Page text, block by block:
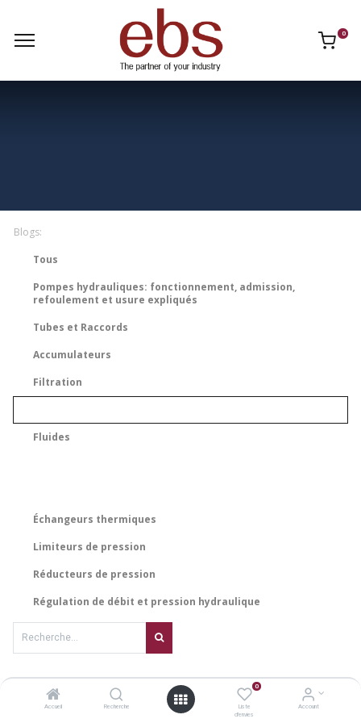
Accueil Recherche
0
Liste
d'envies
Account
0
Blogs:
Tous
Pompes hydrauliques: fonctionnement, admission,
refoulement et usure expliqués
Tubes et Raccords
Accumulateurs
Filtration
Fluides
Échangeurs thermiques
Limiteurs de pression
Réducteurs de pression
Régulation de débit et pression hydraulique
Aucun article pour le moment.